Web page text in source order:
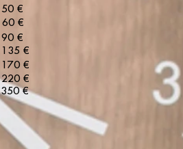
50 €
60 €
90 €
135 €
170 €
220 €
350 €